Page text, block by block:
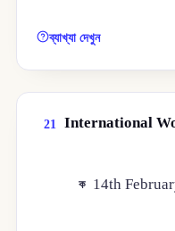
ব্যাখ্যা দেখুন
21 International
ক 14th